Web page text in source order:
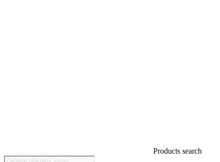
Products search